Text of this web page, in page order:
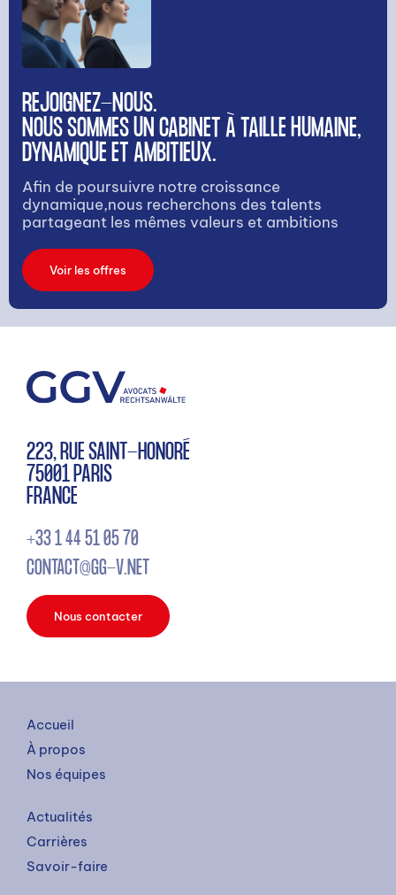
REJOIGNEZ-NOUS.
NOUS SOMMES UN CABINET À TAILLE HUMAINE,
DYNAMIQUE ET AMBITIEUX.
Afin de poursuivre notre croissance
dynamique,nous recherchons des talents
partageant les mêmes valeurs et ambitions
Voir les offres
223, RUE SAINT-HONORÉ
75001 PARIS
FRANCE
+33 1 44 51 05 70
CONTACT@GG-V.NET
Nous contacter
Accueil
À propos
Nos équipes
Actualités
Carrières
Savoir-faire